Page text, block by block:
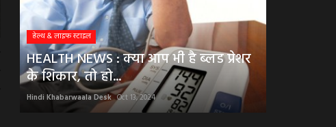
हेल्थ & लाइफ स्टाइल
HEALTH NEWS : क्या आप भी है ब्लड प्रेशर
के शिकार, तो हो...
Hindi Khabarwaala Desk Oct 13, 2024